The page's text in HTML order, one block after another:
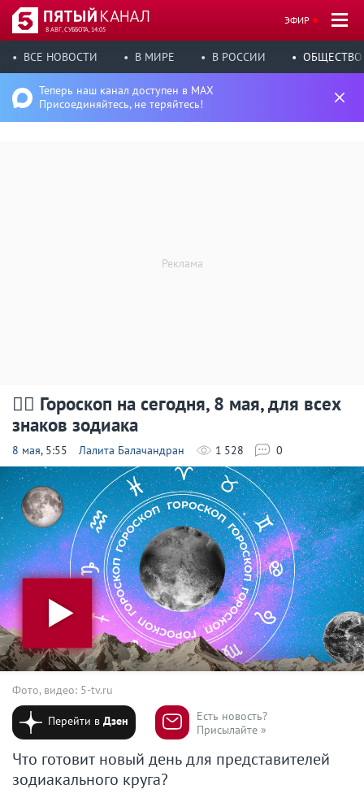
8 АВГ, СУББОТА, 14:05
ЭФИР
ВСЕ НОВОСТИ В МИРЕ В РОССИИ ОБЩЕСТВО
Теперь наш канал доступен в MAX
Присоединяйтесь, не теряйтесь!
🧙‍♀ Гороскоп на сегодня, 8 мая, для всех
знаков зодиака
8 мая, 5:55 Лалита Балачандран 1 528 0
Фото, видео: 5-tv.ru
Перейти вДзен
Есть новость?
Присылайте »
Что готовит новый день для представителей
зодиакального круга?